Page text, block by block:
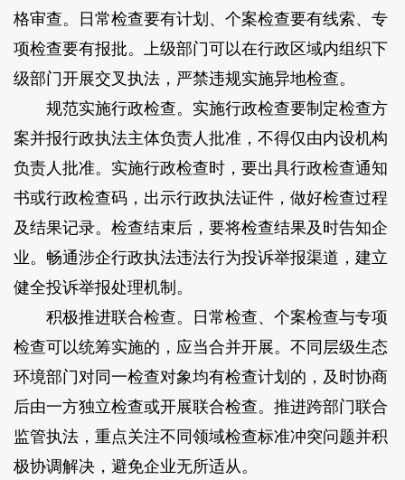
格审查。日常检查要有计划、个案检查要有线索、专
项检查要有报批。上级部门可以在行政区域内组织下
级部门开展交叉执法，严禁违规实施异地检查。
规范实施行政检查。实施行政检查要制定检查方
案并报行政执法主体负责人批准，不得仅由内设机构
负责人批准。实施行政检查时，要出具行政检查通知
书或行政检查码，出示行政执法证件，做好检查过程
及结果记录。检查结束后，要将检查结果及时告知企
业。畅通涉企行政执法违法行为投诉举报渠道，建立
健全投诉举报处理机制。
积极推进联合检查。日常检查、个案检查与专项
检查可以统筹实施的，应当合并开展。不同层级生态
环境部门对同一检查对象均有检查计划的，及时协商
后由一方独立检查或开展联合检查。推进跨部门联合
监管执法，重点关注不同领域检查标准冲突问题并积
极协调解决，避免企业无所适从。